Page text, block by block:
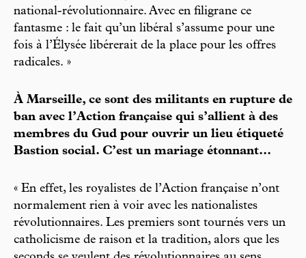
national-révolutionnaire. Avec en filigrane ce
fantasme : le fait qu’un libéral s’assume pour une
fois à l’Élysée libérerait de la place pour les offres
radicales. »
À Marseille, ce sont des militants en rupture de
ban avec l’Action française qui s’allient à des
membres du Gud pour ouvrir un lieu étiqueté
Bastion social. C’est un mariage étonnant...
« En effet, les royalistes de l’Action française n’ont
normalement rien à voir avec les nationalistes
révolutionnaires. Les premiers sont tournés vers un
catholicisme de raison et la tradition, alors que les